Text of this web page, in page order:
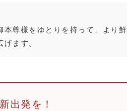
尊様をゆとりを持って、より鮮
ます。
出発を！